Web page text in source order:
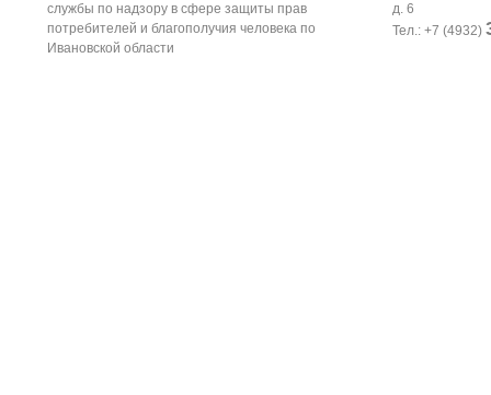
службы по надзору в сфере защиты прав
потребителей и благополучия человека по
Ивановской области
д. 6
Тел.: +7 (4932)